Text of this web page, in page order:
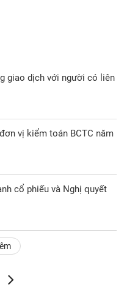
giao dịch với người có liên
vị kiểm toán BCTC năm
cổ phiếu và Nghị quyết